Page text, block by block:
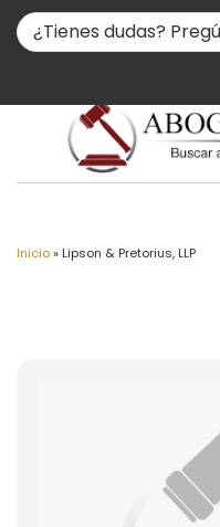
Inicio» Lipson & Pretorius, LLP